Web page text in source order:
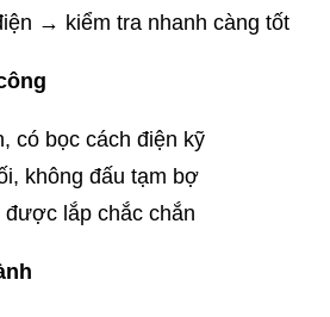
→ kiểm tra nhanh càng tốt
có bọc cách điện kỹ
không đấu tạm bợ
được lắp chắc chắn